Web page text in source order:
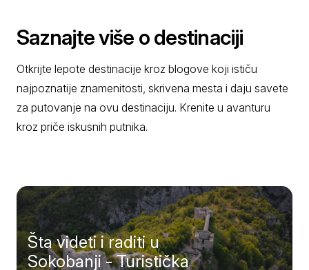
Saznajte više o destinaciji
Otkrijte lepote destinacije kroz blogove koji ističu
najpoznatije znamenitosti, skrivena mesta i daju savete
za putovanje na ovu destinaciju. Krenite u avanturu
kroz priče iskusnih putnika.
Šta videti i raditi u
Sokobanji - Turistička